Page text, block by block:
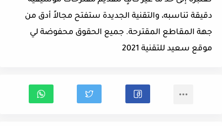
دقيقة تناسبه، والتقنية الجديدة ستفتح مجالاً أدق من
جهة المقاطع المقترحة. جميع الحقوق محفوضة لي
موقع سعيد للتقنية 2021